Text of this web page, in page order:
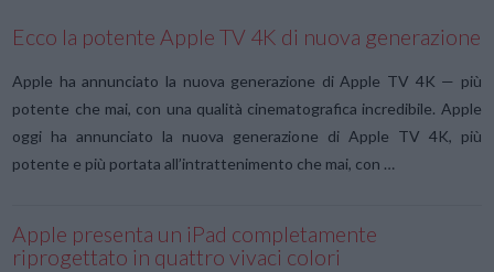
Ecco la potente Apple TV 4K di nuova generazione
Apple ha annunciato la nuova generazione di Apple TV 4K — più
potente che mai, con una qualità cinematografica incredibile. Apple
oggi ha annunciato la nuova generazione di Apple TV 4K, più
potente e più portata all’intrattenimento che mai, con …
Apple presenta un iPad completamente
riprogettato in quattro vivaci colori